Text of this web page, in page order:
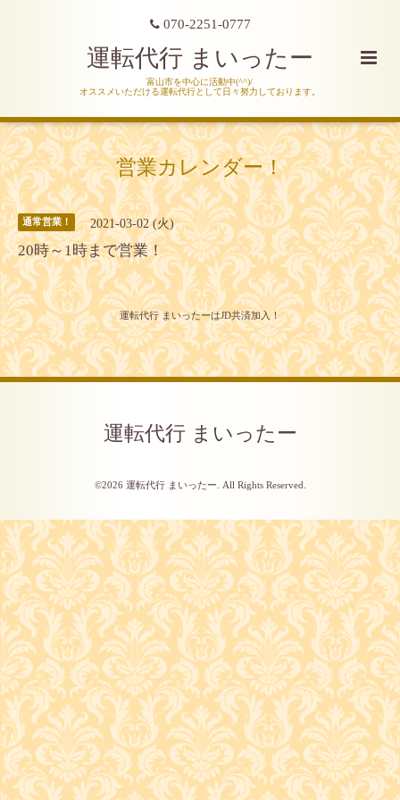
070-2251-0777
運転代行 まいったー
富山市を中心に活動中(^^)/
オススメいただける運転代行として日々努力しております。
営業カレンダー！
通常営業！ 2021-03-02 (火)
20時～1時まで営業！
運転代行 まいったーはJD共済加入！
運転代行 まいったー
©2026 運転代行 まいったー . All Rights Reserved.